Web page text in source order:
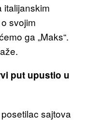
o svojim
ga „Maks“.
put upustio u
sajtova